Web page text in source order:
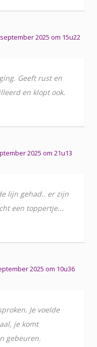
2025 om 15u22
Geeft rust en
en klopt ook.
2025 om 21u13
lijn gehad.. er zijn
een toppertje...
2025 om 10u36
Je voelde
je komt
gebeuren.